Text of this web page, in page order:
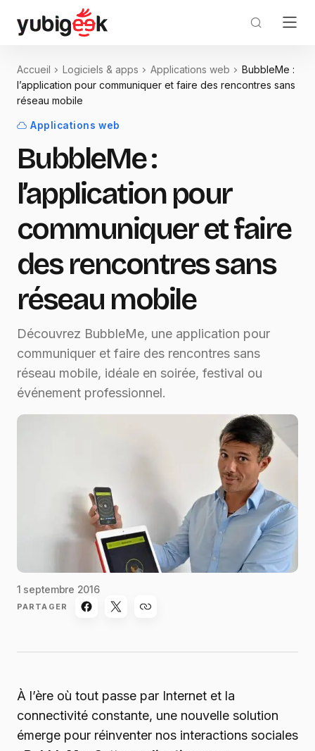
Accueil Logiciels & apps Applications web
BubbleMe :
l’application pour communiquer et faire des rencontres sans
réseau mobile
Applications web
BubbleMe :
l’application pour
communiquer et faire
des rencontres sans
réseau mobile
Découvrez BubbleMe, une application pour
communiquer et faire des rencontres sans
réseau mobile, idéale en soirée, festival ou
événement professionnel.
1 septembre 2016
PARTAGER
À l’ère où tout passe par Internet et la
connectivité constante, une nouvelle solution
émerge pour réinventer nos interactions sociales